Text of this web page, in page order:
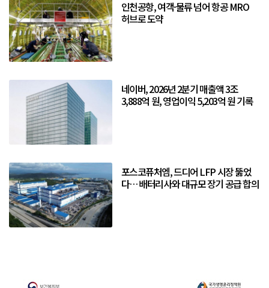
인천공항, 여객·물류 넘어 항공 MRO
허브로 도약
네이버, 2026년 2분기 매출액 3조
3,888억 원, 영업이익 5,203억 원 기록
포스코퓨처엠, 드디어 LFP 시장 뚫었
다… 배터리사와 대규모 장기 공급 합의